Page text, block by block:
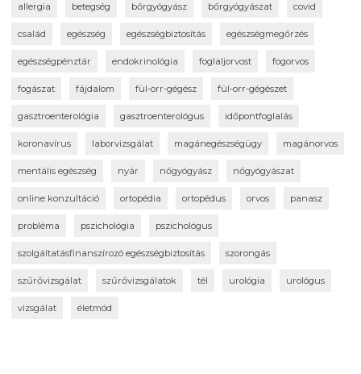
allergia betegség bőrgyógyász bőrgyógyászat covid
család egészség egészségbiztosítás egészségmegőrzés
egészségpénztár endokrinológia foglaljorvost fogorvos
fogászat fájdalom fül-orr-gégész fül-orr-gégészet
gasztroenterológia gasztroenterológus időpontfoglalás
koronavírus laborvizsgálat magánegészségügy magánorvos
mentális egészség nyár nőgyógyász nőgyógyászat
online konzultáció ortopédia ortopédus orvos panasz
probléma pszichológia pszichológus
szolgáltatásfinanszírozó egészségbiztosítás szorongás
szűrővizsgálat szűrővizsgálatok tél urológia urológus
vizsgálat életmód